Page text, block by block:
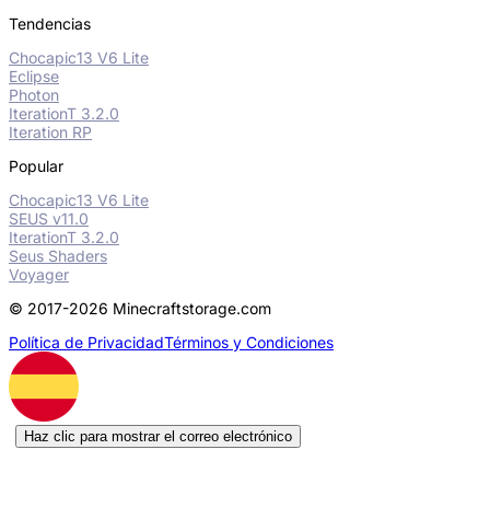
Tendencias
Chocapic13 V6 Lite
Eclipse
Photon
IterationT 3.2.0
Iteration RP
Popular
Chocapic13 V6 Lite
SEUS v11.0
IterationT 3.2.0
Seus Shaders
Voyager
© 2017-2026 Minecraftstorage.com
Política de PrivacidadTérminos y Condiciones
Haz clic para mostrar el correo electrónico